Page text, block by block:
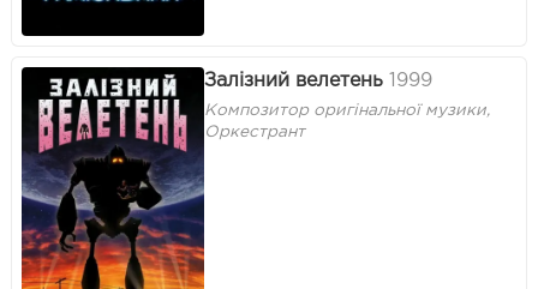
Залізний велетень 1999
Композитор оригінальної музики,
Оркестрант